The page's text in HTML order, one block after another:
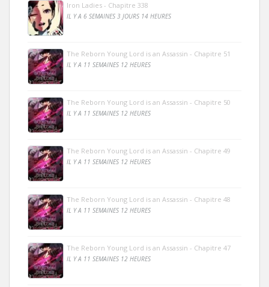
Iron Ladies - Chapitre 338
IL Y A 6 SEMAINES 3 JOURS 14 HEURES
The Reborn Young Lord is an Assassin - Chapitre 51
IL Y A 11 SEMAINES 12 HEURES
The Reborn Young Lord is an Assassin - Chapitre 50
IL Y A 11 SEMAINES 12 HEURES
The Reborn Young Lord is an Assassin - Chapitre 49
IL Y A 11 SEMAINES 12 HEURES
The Reborn Young Lord is an Assassin - Chapitre 48
IL Y A 11 SEMAINES 12 HEURES
The Reborn Young Lord is an Assassin - Chapitre 47
IL Y A 11 SEMAINES 12 HEURES